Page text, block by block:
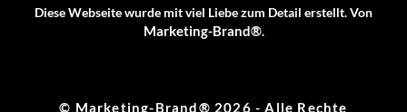
Diese Webseite wurde mit viel Liebe zum Detail erstellt. Von
Marketing-Brand®.
© Marketing-Brand® 2026 - Alle Rechte